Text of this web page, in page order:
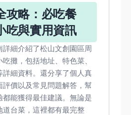
攻略：必吃餐
吃與實用資訊
細介紹了松山文創園區周
攤，包括地址、特色菜、
詳細資料。還分享了個人真
評價以及常見問題解答，幫
能獲得最佳建議。無論是
道台菜，這裡都有最完整